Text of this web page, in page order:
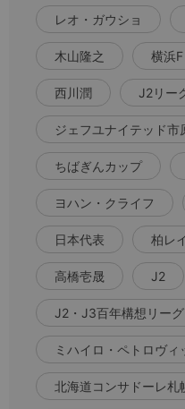
レオ・ガウショ
木山隆之 横浜
西川潤 J2リー
ジェフユナイテッド市
ちばぎんカップ
ヨハン・クライフ
日本代表 柏レ
高橋壱晟 J2
J2・J3百年構想リーグ
ミハイロ・ペトロヴィ
北海道コンサドーレ札